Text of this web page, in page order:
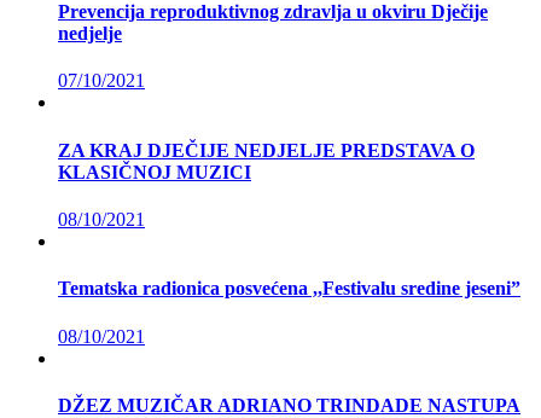
Prevencija reproduktivnog zdravlja u okviru Dječije
nedjelje
07/10/2021
ZA KRAJ DJEČIJE NEDJELJE PREDSTAVA O
KLASIČNOJ MUZICI
08/10/2021
Tematska radionica posvećena ,,Festivalu sredine jeseni”
08/10/2021
DŽEZ MUZIČAR ADRIANO TRINDADE NASTUPA